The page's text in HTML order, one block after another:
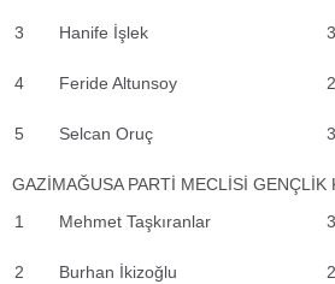
3 Hanife İşlek
4 Feride Altunsoy
5 Selcan Oruç
GAZİMAĞUSA PARTİ MECLİSİ GENÇLİK
1
Mehmet Taşkıranlar
2 Burhan İkizoğlu